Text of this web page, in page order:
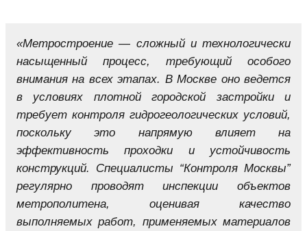
«Метростроение — сложный и технологически
насыщенный процесс, требующий особого
внимания на всех этапах. В Москве оно ведется
в условиях плотной городской застройки и
требует контроля гидрогеологических условий,
поскольку это напрямую влияет на
эффективность проходки и устойчивость
конструкций. Специалисты “Контроля Москвы”
регулярно проводят инспекции объектов
метрополитена, оценивая качество
выполняемых работ, применяемых материалов